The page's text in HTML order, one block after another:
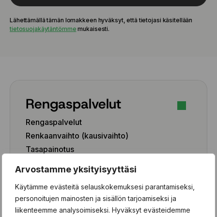
Arvostamme yksityisyyttäsi
Käytämme evästeitä selauskokemuksesi parantamiseksi,
personoitujen mainosten ja sisällön tarjoamiseksi ja
liikenteemme analysoimiseksi. Hyväksyt evästeidemme
Lähettämällä tämän lomakkeen hyväksyt, että tietojasi käsitellään
tietosuojakäytäntömme mukaisesti.
Rengaspalvelut
Rengaspalvelut
Renkaanvaihto (kausivaihto)
Tasapainotus
Paikka-aineen poisto
Rengashotelli